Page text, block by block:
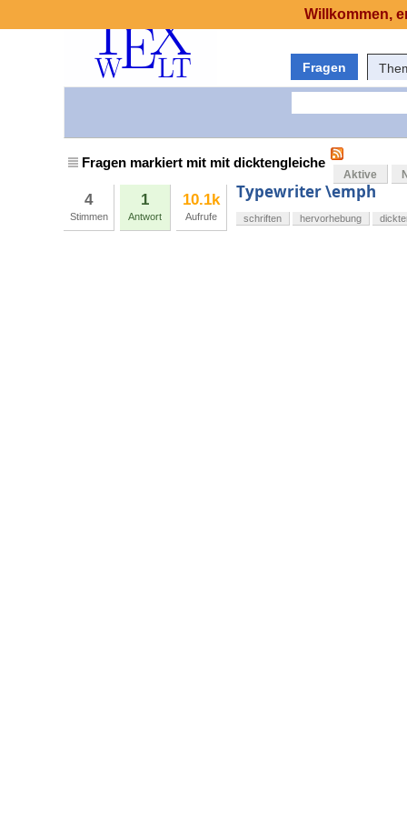
Fragen
Fragen markiert mit mit dicktengleiche
Aktive
4
Stimmen
1
Antwort
10.1k
Aufrufe
Typewriter \emph
schriften hervorhebung
Willkommen,